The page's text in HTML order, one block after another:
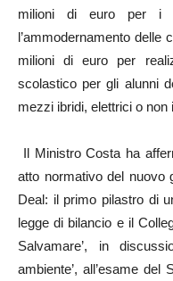
milioni di euro per i
l’ammodernamento delle
milioni di euro per
scolastico per gli alunni
mezzi ibridi, elettrici o non
Il Ministro Costa ha
atto normativo del nuovo
Deal: il primo pilastro di
legge di bilancio e il
Salvamare’, in
ambiente’, all’esame